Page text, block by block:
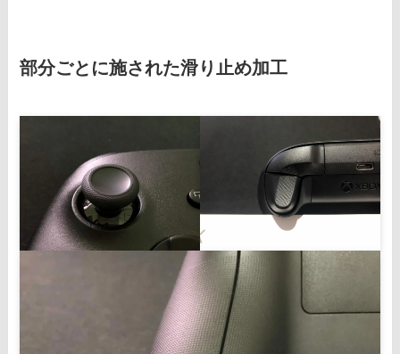
部分ごとに施された滑り止め加工